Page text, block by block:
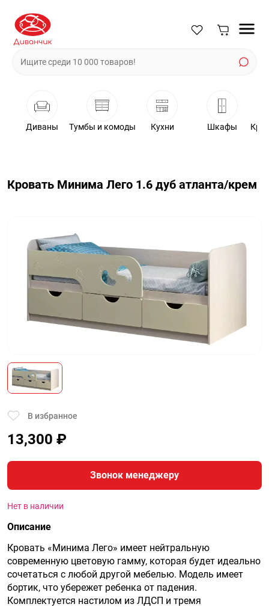
Диваны Тумбы и комоды Кухни Шкафы
Кровать Минима Лего 1.6 дуб атланта/крем
В избранное
13,300 ₽
Звонок менеджеру
Нет в наличии
Описание
Кровать «Минима Лего» имеет нейтральную
современную цветовую гамму, которая будет идеально
сочетаться с любой другой мебелью. Модель имеет
бортик, что убережет ребенка от падения.
Комплектуется настилом из ЛДСП и тремя